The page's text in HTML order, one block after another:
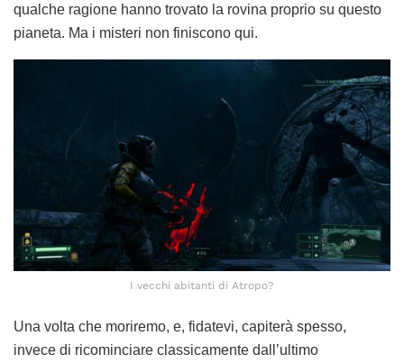
qualche ragione hanno trovato la rovina proprio su questo
pianeta. Ma i misteri non finiscono qui.
I vecchi abitanti di Atropo?
Una volta che moriremo, e, fidatevi, capiterà spesso,
invece di ricominciare classicamente dall’ultimo